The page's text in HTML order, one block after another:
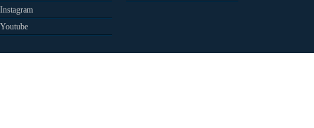
Instagram
Youtube